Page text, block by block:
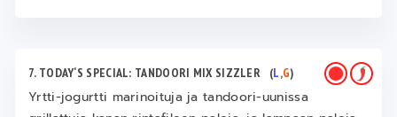
7. TODAY‘S SPECIAL: TANDOORI MIX SIZZLER (L,G)
Yrtti-jogurtti marinoituja ja tandoori-uunissa